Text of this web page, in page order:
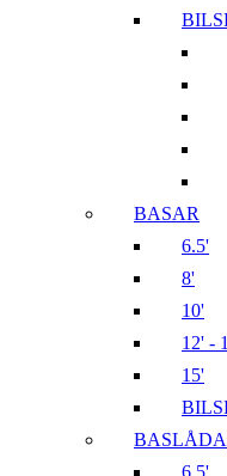
BASAR
6.5'
8'
10'
12' -
15'
BASLÅDA